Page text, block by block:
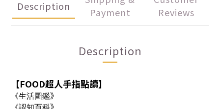
Description
Payment
Reviews
Description
【FOOD超人手指點讀】
《生活圖鑑》